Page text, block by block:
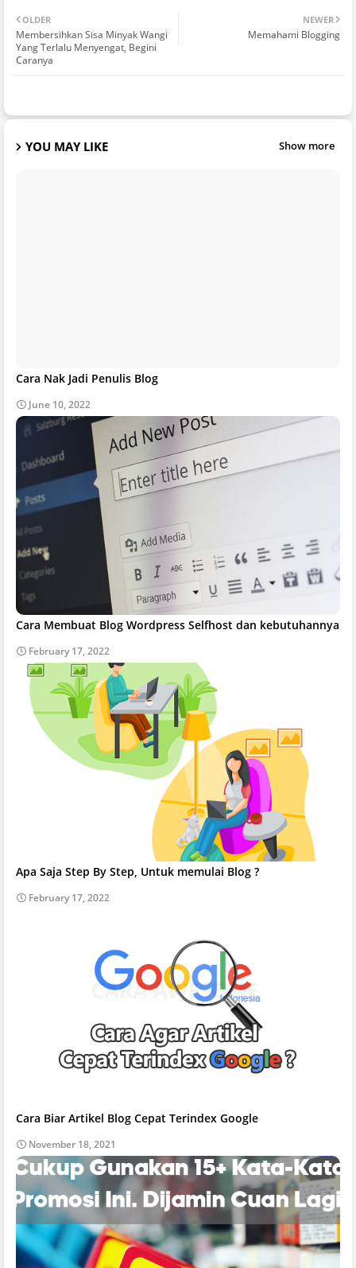
NEWER
Memahami Blogging
OLDER
Membersihkan Sisa Minyak Wangi
Yang Terlalu Menyengat, Begini
Caranya
YOU MAY LIKE Show more
Cara Nak Jadi Penulis Blog
June 10, 2022
Cara Membuat Blog Wordpress Selfhost dan kebutuhannya
February 17, 2022
Apa Saja Step By Step, Untuk memulai Blog ?
February 17, 2022
Cara Biar Artikel Blog Cepat Terindex Google
November 18, 2021